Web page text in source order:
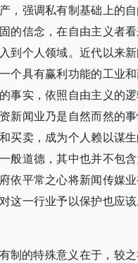
，强调私有制基础上的
的信念，在自由主义者
到个人领域。近代以来
个具有赢利功能的工业
事实，依照自由主义的
新闻业乃是自然而然的
买卖，成为个人赖以谋生
般道德，其中也并不包
依平常之心将新闻传媒
这一行业予以保护也应
制的特殊意义在于，较